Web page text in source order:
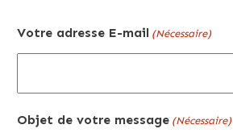
Votre adresse E-mail (Nécessaire)
Objet de votre message (Nécessaire)